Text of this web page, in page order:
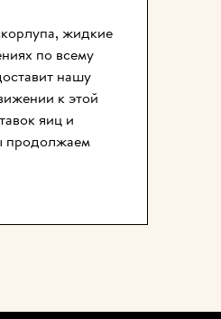
жидкие
по всему
нашу
к этой
яиц и
продолжаем